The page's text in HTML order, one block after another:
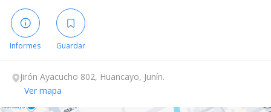
Informes Guardar
Jirón Ayacucho 802, Huancayo, Junín.
Ver mapa